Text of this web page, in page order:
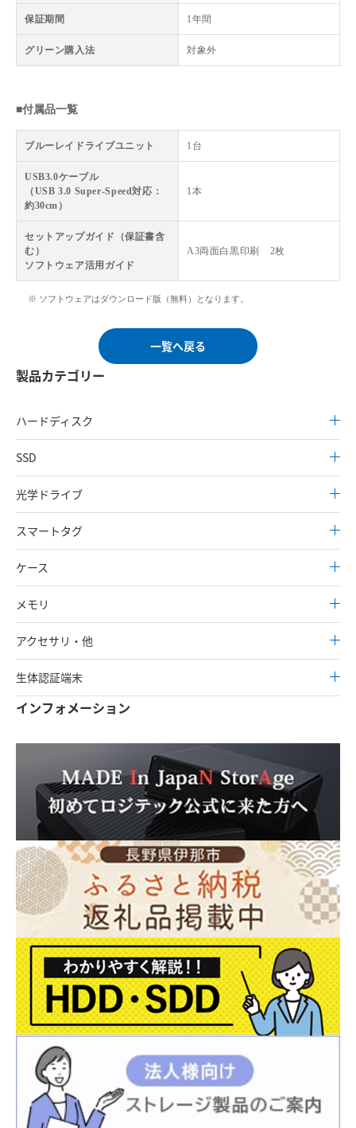
保証期間 1年間
グリーン購入法 対象外
■付属品一覧
ブルーレイドライブユニット 1台
USB3.0ケーブル
（USB 3.0 Super-Speed対応：
約30cm）
1本
セットアップガイド（保証書含
む）
ソフトウェア活用ガイド
A3両面白黒印刷 2枚
※ ソフトウェアはダウンロード版（無料）となります。
一覧へ戻る
製品カテゴリー
ハードディスク
SSD
光学ドライブ
スマートタグ
ケース
メモリ
アクセサリ・他
生体認証端末
インフォメーション